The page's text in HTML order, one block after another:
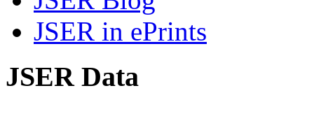
JSER in ePrints
JSER Data